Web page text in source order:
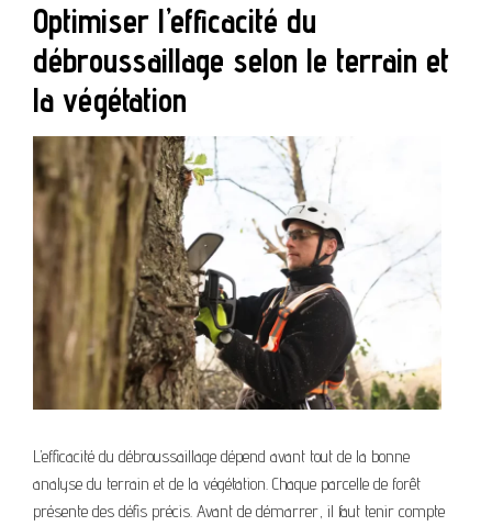
Optimiser l’efficacité du
débroussaillage selon le terrain et
la végétation
L’efficacité du débroussaillage dépend avant tout de la bonne
analyse du terrain et de la végétation. Chaque parcelle de forêt
présente des défis précis. Avant de démarrer, il faut tenir compte